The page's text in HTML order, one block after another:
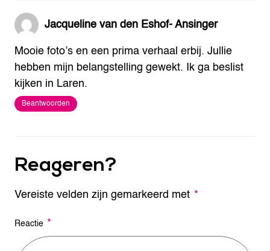
Jacqueline van den Eshof- Ansinger
Mooie foto’s en een prima verhaal erbij. Jullie
hebben mijn belangstelling gewekt. Ik ga beslist
kijken in Laren.
Beantwoorden
Reageren?
Vereiste velden zijn gemarkeerd met *
Reactie *
A
t
e